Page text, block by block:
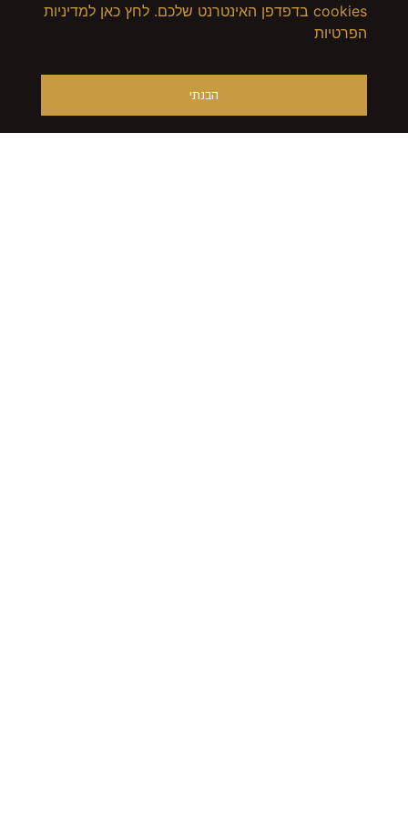
cookies בדפדפן האינטרנט שלכם. לחץ כאן למדיניות
הפרטיות
הבנתי